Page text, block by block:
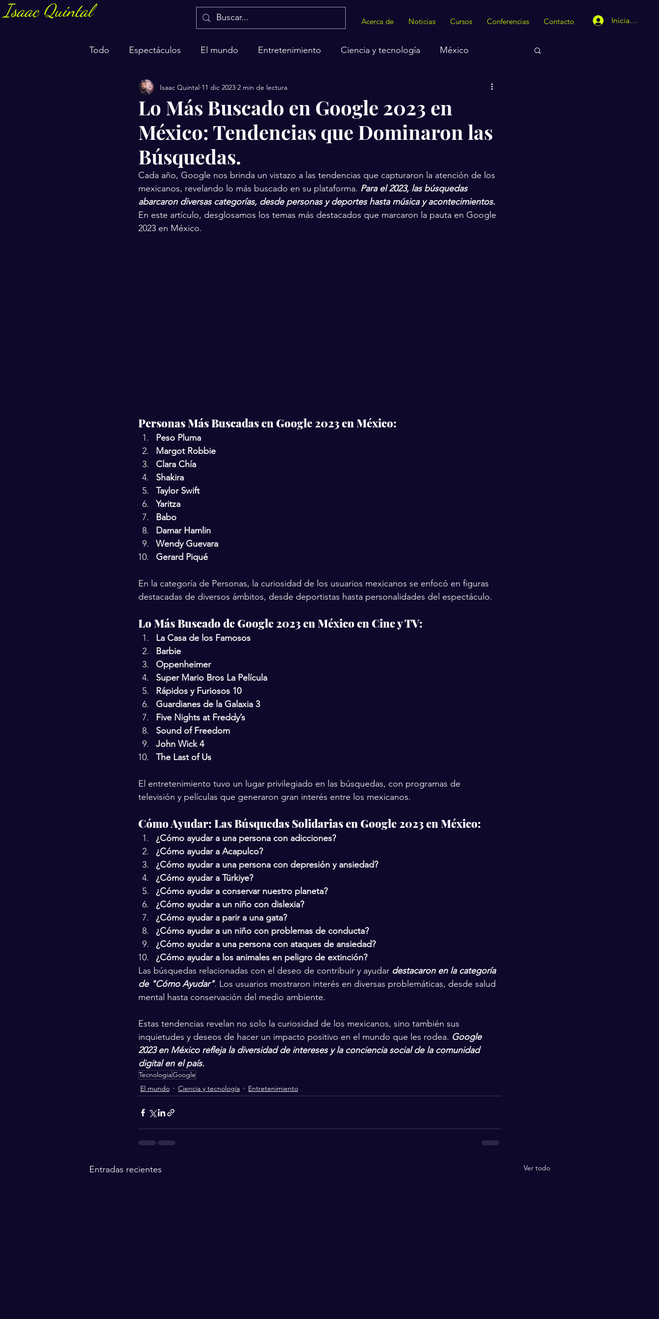
Isaac Quintal
Acerca de Noticias Cursos Conferencias Contacto Iniciar sesión
Todo Espectáculos El mundo Entretenimiento Ciencia y tecnología México
Marketing y negocios Salud
Lo Más Buscado en Google 2023 en
México: Tendencias que Dominaron las
Búsquedas.
Isaac Quintal 11 dic 2023 2 min de lectura
Cada año, Google nos brinda un vistazo a las tendencias que capturaron la atención de los
mexicanos, revelando lo más buscado en su plataforma. Para el 2023, las búsquedas
abarcaron diversas categorías, desde personas y deportes hasta música y acontecimientos.
En este artículo, desglosamos los temas más destacados que marcaron la pauta en Google
2023 en México.
Personas Más Buscadas en Google 2023 en México:
Peso Pluma
Margot Robbie
Clara Chía
Shakira
Taylor Swift
Yaritza
Babo
Damar Hamlin
Wendy Guevara
Gerard Piqué
En la categoría de Personas, la curiosidad de los usuarios mexicanos se enfocó en figuras
destacadas de diversos ámbitos, desde deportistas hasta personalidades del espectáculo.
Lo Más Buscado de Google 2023 en México en Cine y TV:
La Casa de los Famosos
Barbie
Oppenheimer
Super Mario Bros La Película
Rápidos y Furiosos 10
Guardianes de la Galaxia 3
Five Nights at Freddy’s
Sound of Freedom
John Wick 4
The Last of Us
El entretenimiento tuvo un lugar privilegiado en las búsquedas, con programas de
televisión y películas que generaron gran interés entre los mexicanos.
Cómo Ayudar: Las Búsquedas Solidarias en Google 2023 en México:
¿Cómo ayudar a una persona con adicciones?
¿Cómo ayudar a Acapulco?
¿Cómo ayudar a una persona con depresión y ansiedad?
¿Cómo ayudar a Türkiye?
¿Cómo ayudar a conservar nuestro planeta?
¿Cómo ayudar a un niño con dislexia?
¿Cómo ayudar a parir a una gata?
¿Cómo ayudar a un niño con problemas de conducta?
¿Cómo ayudar a una persona con ataques de ansiedad?
¿Cómo ayudar a los animales en peligro de extinción?
Las búsquedas relacionadas con el deseo de contribuir y ayudar destacaron en la categoría
de "Cómo Ayudar". Los usuarios mostraron interés en diversas problemáticas, desde salud
mental hasta conservación del medio ambiente.
Estas tendencias revelan no solo la curiosidad de los mexicanos, sino también sus
inquietudes y deseos de hacer un impacto positivo en el mundo que les rodea. Google
2023 en México refleja la diversidad de intereses y la conciencia social de la comunidad
digital en el país.
TecnologiaGoogle
El mundo
Ciencia y tecnología Entretenimiento
Entradas recientes Ver todo